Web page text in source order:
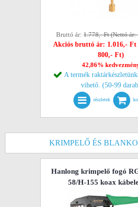
Bruttó ár:1.778,- Ft (Nettó ár:
Akciós bruttó ár: 1.016,-
800,- Ft)
42,86%
A termék
vihető. (50-99
részletek
KRIMPELŐ ÉS
Hanlong krimpelő fogó
58/H-155 koax